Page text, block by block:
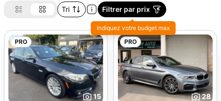
Tri Filtrer par prix
Indiquez votre budget max
PRO
15
PRO
28